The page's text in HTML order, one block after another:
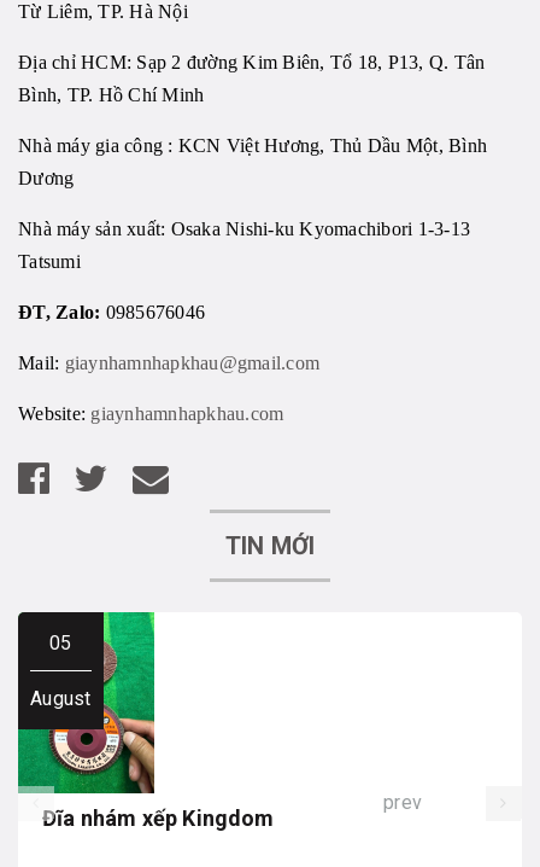
Từ Liêm, TP. Hà Nội
Địa chỉ HCM: Sạp 2 đường Kim Biên, Tổ 18, P13, Q. Tân
Bình, TP. Hồ Chí Minh
Nhà máy gia công : KCN Việt Hương, Thủ Dầu Một, Bình
Dương
Nhà máy sản xuất: Osaka Nishi-ku Kyomachibori 1-3-13
Tatsumi
ĐT, Zalo: 0985676046
Mail: giaynhamnhapkhau@gmail.com
Website: giaynhamnhapkhau.com
TIN MỚI
05
August
Đĩa nhám xếp Kingdom
prev